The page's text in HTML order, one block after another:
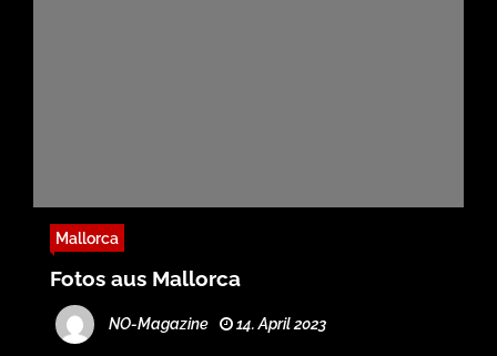
Mallorca
Fotos aus Mallorca
NO-Magazine 14. April 2023